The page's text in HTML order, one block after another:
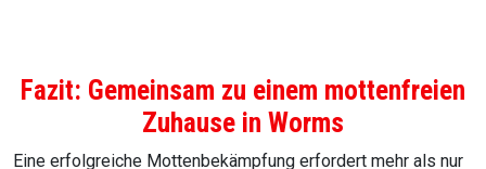
Fazit: Gemeinsam zu einem mottenfreien
Zuhause in Worms
Eine erfolgreiche Mottenbekämpfung erfordert mehr als nur